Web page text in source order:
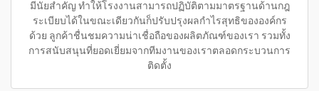
มีนัยสำคัญ ทำให้โรงงานสามารถปฏิบัติตามมาตรฐานด้านกฎ
ระเบียบได้ในขณะเดียวกันก็ปรับปรุงผลกำไรสุทธิขององค์กร
ด้วย ลูกค้าชื่นชมความน่าเชื่อถือของผลิตภัณฑ์ของเรา รวมทั้ง
การสนับสนุนที่ยอดเยี่ยมจากทีมงานของเราตลอดกระบวนการ
ติดตั้ง